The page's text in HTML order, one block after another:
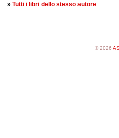
» Tutti i libri dello stesso autore
© 2026